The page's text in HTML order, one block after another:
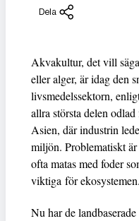
Dela
Akvakultur, det vill
eller alger, är idag den
livsmedelssektorn,
allra största delen
Asien, där industrin
miljön. Problematiskt
ofta matas med foder
viktiga för ekosystemen.
Nu har de